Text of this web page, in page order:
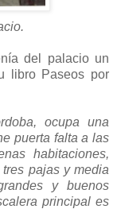
del palacio un
libro Paseos por
ocupa una
puerta falta a las
habitaciones,
pajas y media
y buenos
principal es